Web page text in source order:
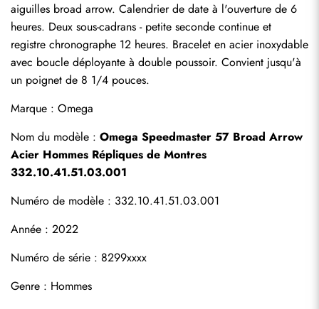
aiguilles broad arrow. Calendrier de date à l'ouverture de 6
heures. Deux sous-cadrans - petite seconde continue et
registre chronographe 12 heures. Bracelet en acier inoxydable
avec boucle déployante à double poussoir. Convient jusqu'à
un poignet de 8 1/4 pouces.
Marque : Omega
Nom du modèle : Omega Speedmaster 57 Broad Arrow
Acier Hommes Répliques de Montres
332.10.41.51.03.001
Numéro de modèle : 332.10.41.51.03.001
Année : 2022
Numéro de série : 8299xxxx
Genre : Hommes